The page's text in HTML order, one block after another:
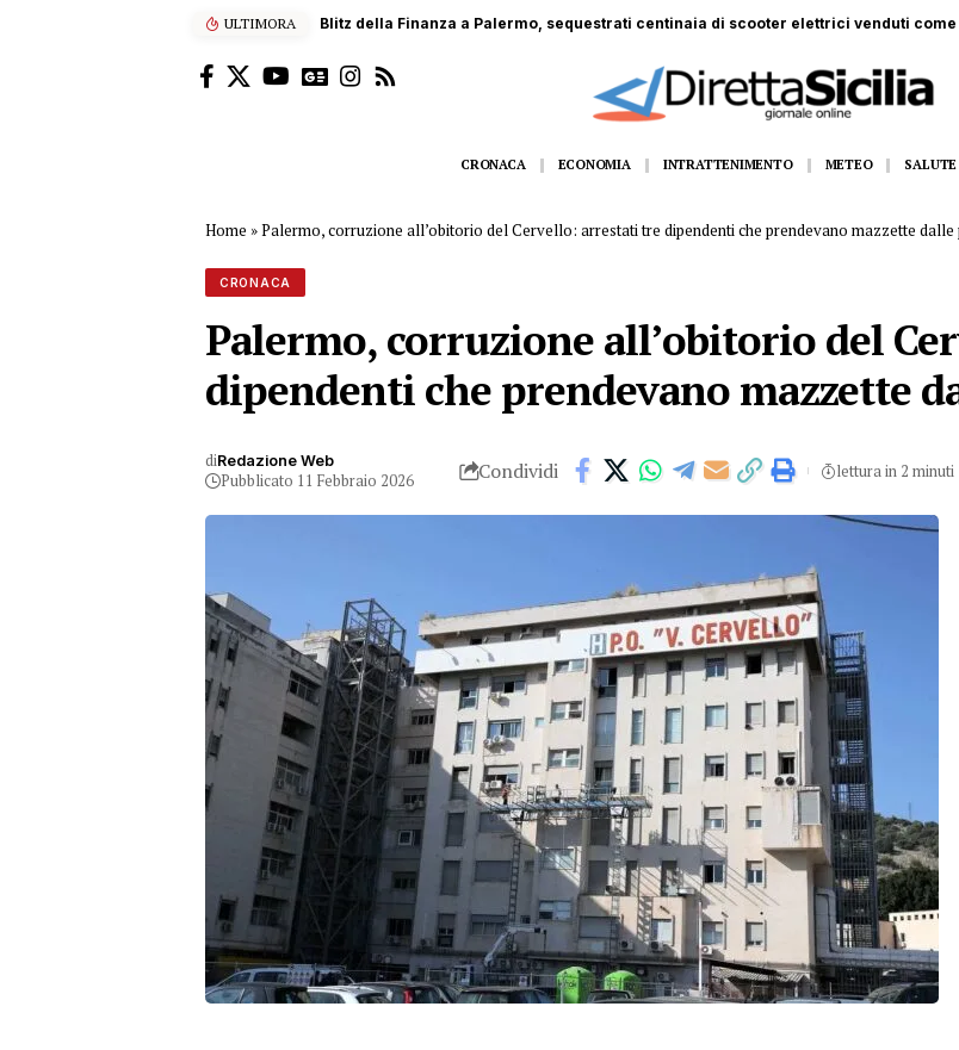
ULTIMORA Blitz della Finanza a Palermo, sequestrati centinaia di scooter elettrici venduti
CRONACA ECONOMIA INTRATTENIMENTO METEO SALUTE
Home »Palermo, corruzione all’obitorio del Cervello: arrestati tre dipendenti che prendevano mazzette
CRONACA
Palermo, corruzione all’obitorio del
dipendenti che prendevano mazzette
diRedazione Web
Pubblicato 11 Febbraio 2026 Condividi lettura in 2 minuti